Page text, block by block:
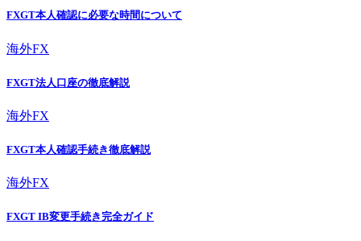
FXGT本人確認に必要な時間について
海外FX
FXGT法人口座の徹底解説
海外FX
FXGT本人確認手続き徹底解説
海外FX
FXGT IB変更手続き完全ガイド